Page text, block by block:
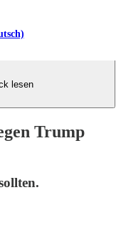
lesen
Trump